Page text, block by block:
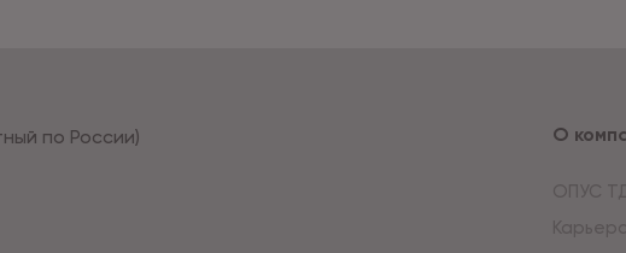
по России) О
ОПУС